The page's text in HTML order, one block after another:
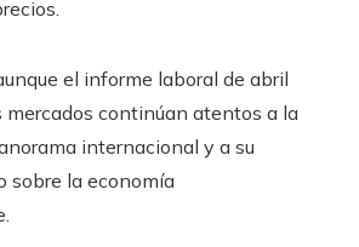
el informe laboral de abril
mercados continúan atentos a la
internacional y a su
sobre la economía